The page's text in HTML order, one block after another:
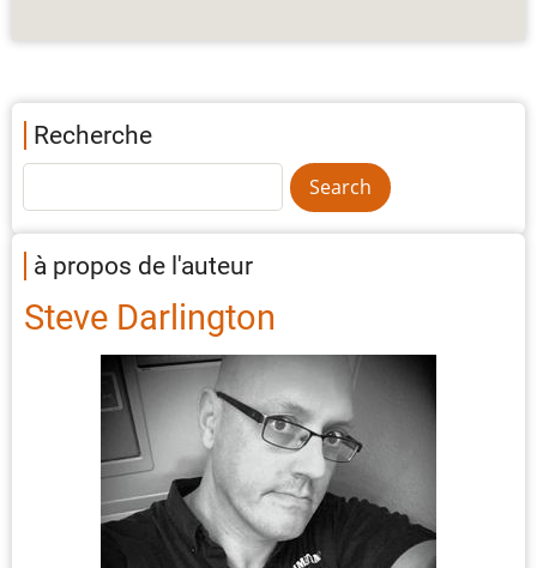
Recherche
à propos de l'auteur
Steve Darlington